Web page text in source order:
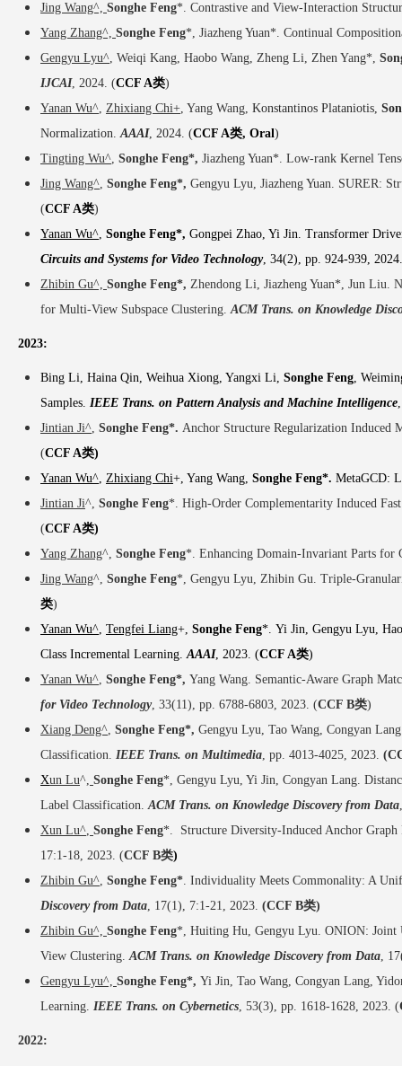
Jing Wang^, Songhe Feng*. Contrastive and View-Interaction
Yang Zhang^, Songhe Feng*, Jiazheng Yuan*. Continual
Gengyu Lyu^, Weiqi Kang, Haobo Wang, Zheng Li, Zhen Yang*,
IJCAI, 2024. (CCF A类)
Yanan Wu^, Zhixiang Chi+, Yang Wang, Konstantinos Plataniotis,
Normalization.AAAI, 2024. (CCF A类, Oral)
Tingting Wu^, Songhe Feng*, Jiazheng Yuan*. Low-rank Kernel
Jing Wang^, Songhe Feng*, Gengyu Lyu, Jiazheng Yuan. SURER:
(CCF A类)
Yanan Wu^, Songhe Feng*, Gongpei Zhao, Yi Jin. Transformer
Circuits and Systems for Video Technology, 34(2), pp. 924-939,
Zhibin Gu^, Songhe Feng*, Zhendong Li, Jiazheng Yuan*, Jun Liu.
for Multi-View Subspace Clustering.ACM Trans. on Knowledge
2023:
Bing Li, Haina Qin, Weihua Xiong, Yangxi Li, Songhe Feng,
Samples. IEEE Trans. on Pattern Analysis and Machine Intelligence
Jintian Ji^, Songhe Feng*. Anchor Structure Regularization Induced
(CCF A类)
Yanan Wu^, Zhixiang Chi+, Yang Wang, Songhe Feng*. MetaGCD:
Jintian Ji^, Songhe Feng*. High-Order Complementarity Induced
(CCF A类)
Yang Zhang^, Songhe Feng*. Enhancing Domain-Invariant Parts for
Jing Wang^, Songhe Feng*, Gengyu Lyu, Zhibin Gu. Triple-
类)
Yanan Wu^, Tengfei Liang+, Songhe Feng*. Yi Jin, Gengyu Lyu,
Class Incremental Learning. AAAI, 2023. (CCF A类)
Yanan Wu^, Songhe Feng*, Yang Wang. Semantic-Aware Graph
for Video Technology, 33(11), pp. 6788-6803, 2023. (CCF B类)
Xiang Deng^, Songhe Feng*, Gengyu Lyu, Tao Wang, Congyan
Classification. IEEE Trans. on Multimedia, pp. 4013-4025, 2023.
Xun Lu^, Songhe Feng*, Gengyu Lyu, Yi Jin, Congyan Lang.
Label Classification.ACM Trans. on Knowledge Discovery from Data
Xun Lu^, Songhe Feng*. Structure Diversity-Induced Anchor
17:1-18, 2023. (CCF B类)
Zhibin Gu^, Songhe Feng*. Individuality Meets Commonality: A
Discovery from Data, 17(1), 7:1-21, 2023. (CCF B类)
Zhibin Gu^, Songhe Feng*, Huiting Hu, Gengyu Lyu. ONION: Joint
View Clustering.ACM Trans. on Knowledge Discovery from Data,
Gengyu Lyu^, Songhe Feng*, Yi Jin, Tao Wang, Congyan Lang,
Learning. IEEE Trans. on Cybernetics, 53(3), pp. 1618-1628, 2023. (
2022: